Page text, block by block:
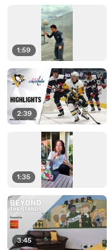
1:59
2:39
1:35
3:45